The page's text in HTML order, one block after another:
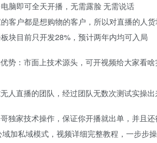
脑即可全天开播，无需露脸 无需说话
客户都是想购物的客户，所以对直播的人
块目前只开发28%，预计两年内均可入局
势：市面上技术源头，可开视频给大家看
人直播的团队，经过团队无数次测试实操
独家技术操作，保证你开播就出单，并且还
加私域模式，视频详细完整教程，一步步